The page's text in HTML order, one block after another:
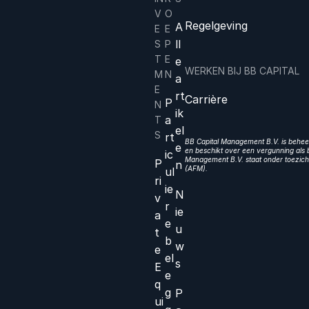
V
E
S
T
M
E
N
T
S
P
ri
v
a
t
e
E
q
ui
O
E
P
E
N
P
a
rt
ic
ul
ie
r
e
b
el
e
g
A
ll
e
a
rt
ik
el
e
n
N
ie
u
w
s
P
Regelgeving
WERKEN BIJ BB CAPITAL
Carrière
BB Capital Management B.V. is
en beschikt over een vergunning als
Management B.V. staat onder
(AFM).